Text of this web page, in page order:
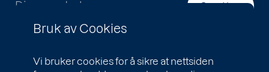
Bruk av Cookies
Vi bruker cookies for å sikre at nettsiden
Send inn